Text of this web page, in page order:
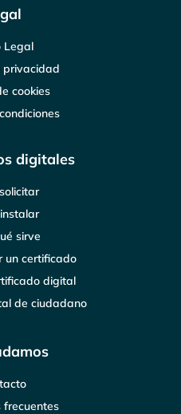
Legal
privacidad
cookies
digitales
sirve
un certificado
digital
de ciudadano
frecuentes